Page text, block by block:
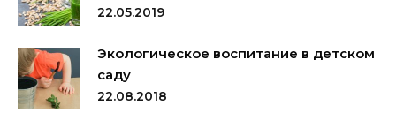
22.05.2019
Экологическое воспитание в детском
саду
22.08.2018